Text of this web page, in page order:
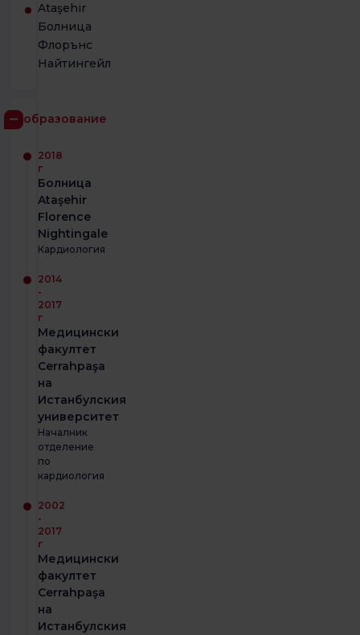
Ataşehir
Болница
Флорънс
Найтингейл
образование
2018
г
Болница
Ataşehir
Florence
Nightingale
Кардиология
2014
-
2017
г
Медицински
факултет
Cerrahpaşa
на
Истанбулския
университет
Началник
отделение
по
кардиология
2002
-
2017
г
Медицински
факултет
Cerrahpaşa
на
Истанбулския